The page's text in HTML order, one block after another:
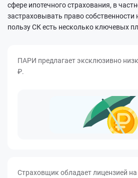
сфере ипотечного страхования, в
застраховывать право
пользу СК есть несколько ключевых
ПАРИ предлагает эксклюзивно
₽.
Страховщик обладает лицензией